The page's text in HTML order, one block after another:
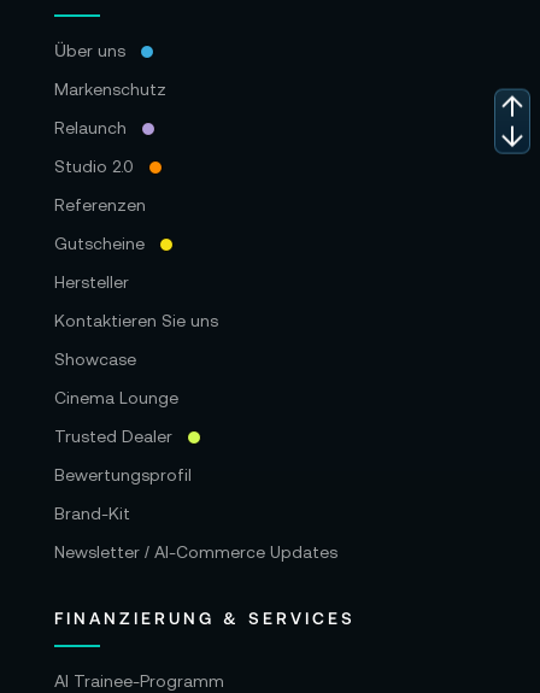
Über uns
Markenschutz
Relaunch
Studio 2.0
Referenzen
Gutscheine
Hersteller
Kontaktieren Sie uns
Showcase
Cinema Lounge
Trusted Dealer
Bewertungsprofil
Brand-Kit
Newsletter / AI-Commerce Updates
FINANZIERUNG & SERVICES
AI Trainee-Programm